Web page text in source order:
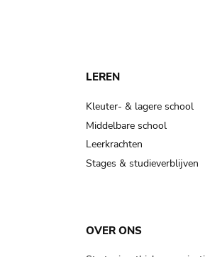
LEREN
Kleuter- & lagere school
Middelbare school
Leerkrachten
Stages & studieverblijven
OVER ONS